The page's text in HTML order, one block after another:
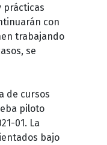
prácticas
con
trabajando
se
de cursos
piloto
01. La
bajo